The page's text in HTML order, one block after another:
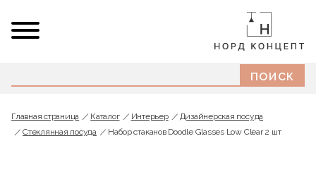
Главная страница Каталог Интерьер
Дизайнерская посуда
Стеклянная посуда
Набор стаканов Doodle Glasses Low Clear 2 шт